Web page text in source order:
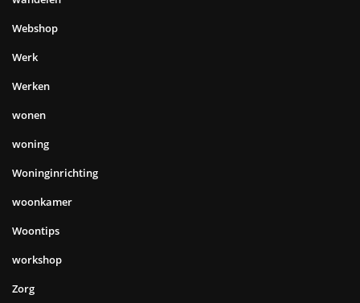
Webshop
Werk
Werken
wonen
woning
Woninginrichting
woonkamer
Woontips
workshop
Zorg